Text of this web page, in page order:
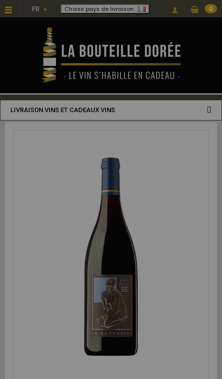
FR Choisir pays de livraison : 0
LIVRAISON VINS ET CADEAUX VINS